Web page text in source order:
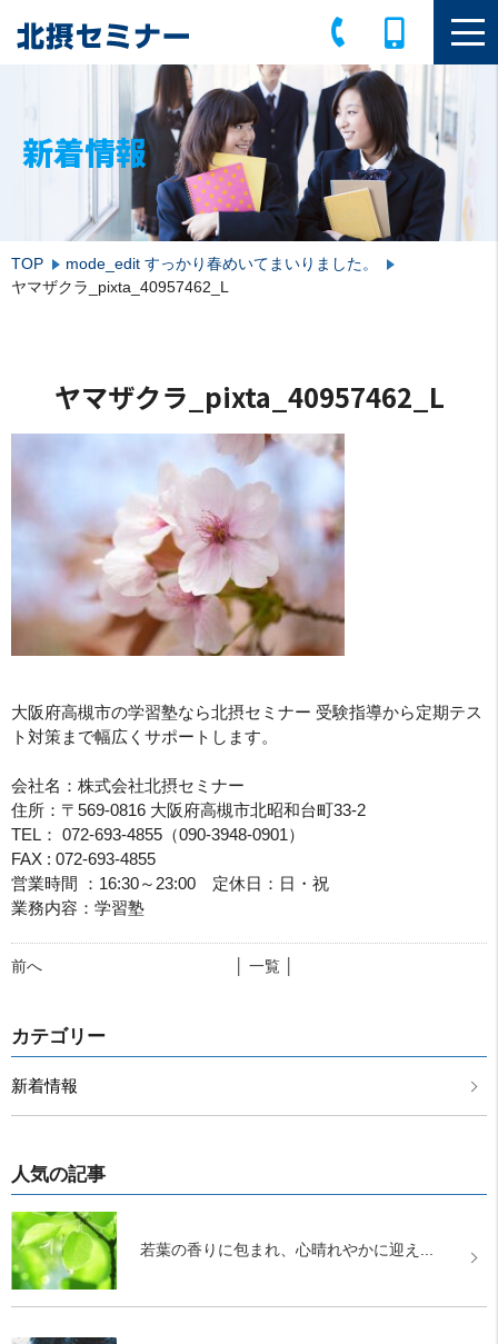
新着情報
TOP mode_edit すっかり春めいてまいりました。
ヤマザクラ_pixta_40957462_L
ヤマザクラ_pixta_40957462_L
大阪府高槻市の学習塾なら北摂セミナー 受験指導から定期テス
ト対策まで幅広くサポートします。
会社名：株式会社北摂セミナー
住所：〒569-0816 大阪府高槻市北昭和台町33-2
TEL： 072-693-4855（090-3948-0901）
FAX : 072-693-4855
営業時間 ：16:30～23:00 定休日：日・祝
業務内容：学習塾
前へ │ 一覧 │
カテゴリー
新着情報
人気の記事
若葉の香りに包まれ、心晴れやかに迎え...